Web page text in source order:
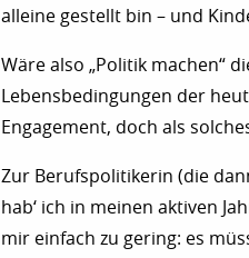
alleine gestellt bin – und
Wäre also „Politik machen“
Lebensbedingungen der
Engagement, doch als
Zur Berufspolitikerin (die
hab‘ ich in meinen aktiven
mir einfach zu gering: es